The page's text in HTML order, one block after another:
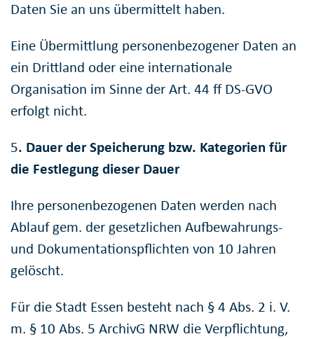
Daten Sie an uns übermittelt haben.
Eine Übermittlung personenbezogener Daten an
ein Drittland oder eine internationale
Organisation im Sinne der Art. 44 ff DS-GVO
erfolgt nicht.
5. Dauer der Speicherung bzw. Kategorien für
die Festlegung dieser Dauer
Ihre personenbezogenen Daten werden nach
Ablauf gem. der gesetzlichen Aufbewahrungs-
und Dokumentationspflichten von 10 Jahren
gelöscht.
Für die Stadt Essen besteht nach § 4 Abs. 2 i. V.
m. § 10 Abs. 5 ArchivG NRW die Verpflichtung,